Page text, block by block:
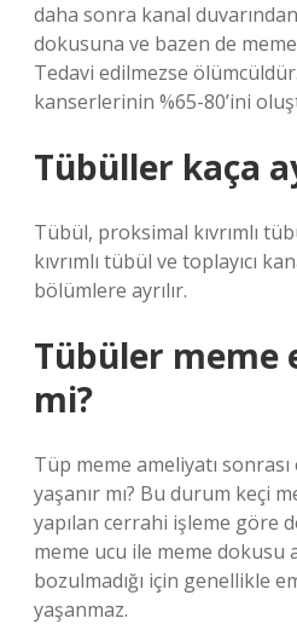
daha sonra kanal duvarından
dokusuna ve bazen de
Tedavi edilmezse
kanserlerinin %65-80’ini
Tübüller kaça
Tübül, proksimal kıvrımlı
kıvrımlı tübül ve toplayıcı
bölümlere ayrılır.
Tübüler meme
mi?
Tüp meme ameliyatı
yaşanır mı? Bu durum keçi
yapılan cerrahi işleme göre
meme ucu ile meme dokusu
bozulmadığı için genellikle
yaşanmaz.